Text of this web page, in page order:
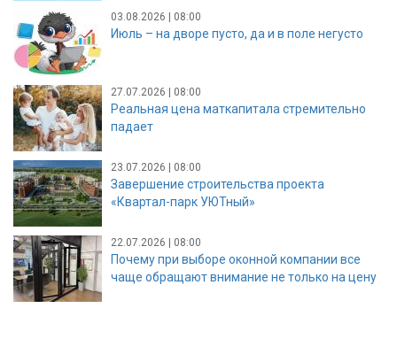
03.08.2026 | 08:00
Июль – на дворе пусто, да и в поле негусто
27.07.2026 | 08:00
Реальная цена маткапитала стремительно
падает
23.07.2026 | 08:00
Завершение строительства проекта
«Квартал-парк УЮТный»
22.07.2026 | 08:00
Почему при выборе оконной компании все
чаще обращают внимание не только на цену